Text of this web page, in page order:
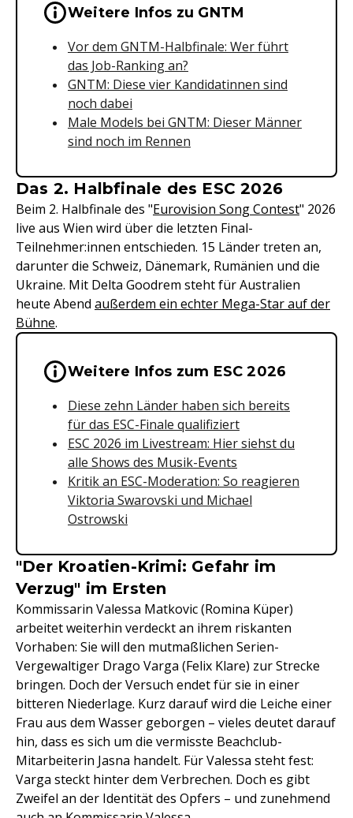
Wichtige Hinweise &
Weitere Infos zu GNTM
Vor dem GNTM-Halbfinale: Wer führt
das Job-Ranking an?
GNTM: Diese vier Kandidatinnen sind
noch dabei
Male Models bei GNTM: Dieser Männer
sind noch im Rennen
Das 2. Halbfinale des ESC 2026
Beim 2. Halbfinale des "Eurovision Song Contest" 2026
live aus Wien wird über die letzten Final-
Teilnehmer:innen entschieden. 15 Länder treten an,
darunter die Schweiz, Dänemark, Rumänien und die
Ukraine. Mit Delta Goodrem steht für Australien
heute Abend außerdem ein echter Mega-Star auf der
Bühne.
Wichtige Hinweise &
Weitere Infos zum ESC 2026
Diese zehn Länder haben sich bereits
für das ESC-Finale qualifiziert
ESC 2026 im Livestream: Hier siehst du
alle Shows des Musik-Events
Kritik an ESC-Moderation: So reagieren
Viktoria Swarovski und Michael
Ostrowski
"Der Kroatien-Krimi: Gefahr im
Verzug" im Ersten
Kommissarin Valessa Matkovic (Romina Küper)
arbeitet weiterhin verdeckt an ihrem riskanten
Vorhaben: Sie will den mutmaßlichen Serien-
Vergewaltiger Drago Varga (Felix Klare) zur Strecke
bringen. Doch der Versuch endet für sie in einer
bitteren Niederlage. Kurz darauf wird die Leiche einer
Frau aus dem Wasser geborgen – vieles deutet darauf
hin, dass es sich um die vermisste Beachclub-
Mitarbeiterin Jasna handelt. Für Valessa steht fest:
Varga steckt hinter dem Verbrechen. Doch es gibt
Zweifel an der Identität des Opfers – und zunehmend